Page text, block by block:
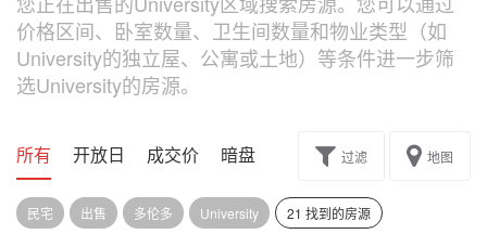
价格区间、卧室数量、卫生间数量和物业类型（如
University的独立屋、公寓或土地）等条件进一步筛
选University的房源。
所有 开放日 成交价 暗盘 楼花转让过滤 地图
民宅 出售 多伦多 University 21 找到的房源